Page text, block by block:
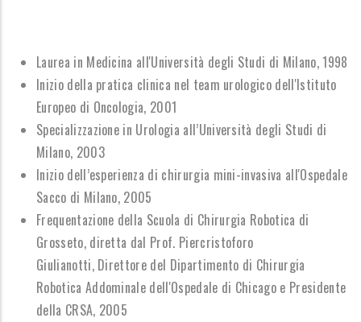
Laurea in Medicina all'Università degli Studi di Milano, 1998
Inizio della pratica clinica nel team urologico dell'Istituto
Europeo di Oncologia, 2001
Specializzazione in Urologia all’Università degli Studi di
Milano, 2003
Inizio dell’esperienza di chirurgia mini-invasiva all'Ospedale
Sacco di Milano, 2005
Frequentazione della Scuola di Chirurgia Robotica di
Grosseto, diretta dal Prof. Piercristoforo
Giulianotti, Direttore del Dipartimento di Chirurgia
Robotica Addominale dell'Ospedale di Chicago e Presidente
della CRSA, 2005